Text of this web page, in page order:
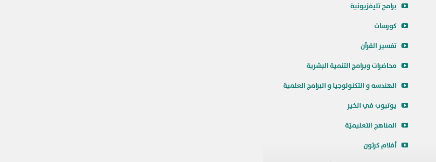
برامج تليفزيونية
كورسات
تفسير القرآن
محاضرات وبرامج التنمية البشرية
الهندسه و التكنولوجيا و البرامج العلمية
يوتيوب في الخير
المناهج التعليميّة
أفلام كرتون